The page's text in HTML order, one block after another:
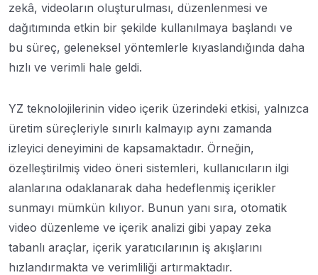
zekâ, videoların oluşturulması, düzenlenmesi ve
dağıtımında etkin bir şekilde kullanılmaya başlandı ve
bu süreç, geleneksel yöntemlerle kıyaslandığında daha
hızlı ve verimli hale geldi.
YZ teknolojilerinin video içerik üzerindeki etkisi, yalnızca
üretim süreçleriyle sınırlı kalmayıp aynı zamanda
izleyici deneyimini de kapsamaktadır. Örneğin,
özelleştirilmiş video öneri sistemleri, kullanıcıların ilgi
alanlarına odaklanarak daha hedeflenmiş içerikler
sunmayı mümkün kılıyor. Bunun yanı sıra, otomatik
video düzenleme ve içerik analizi gibi yapay zeka
tabanlı araçlar, içerik yaratıcılarının iş akışlarını
hızlandırmakta ve verimliliği artırmaktadır.